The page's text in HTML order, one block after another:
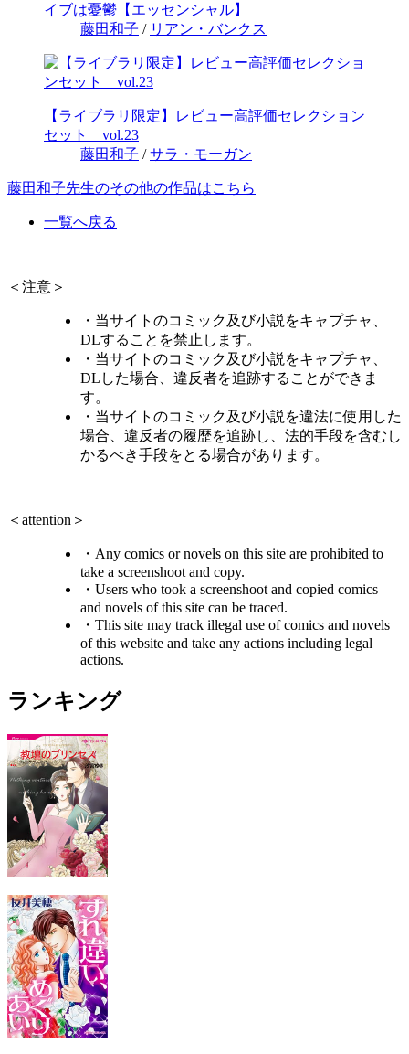
イブは憂鬱【エッセンシャル】
藤田和子 / リアン・バンクス
【ライブラリ限定】レビュー高評価セレクション
セット vol.23
藤田和子 /サラ・モーガン
藤田和子先生のその他の作品はこちら
一覧へ戻る
＜注意＞
・当サイトのコミック及び小説をキャプチャ、
DLすることを禁止します。
・当サイトのコミック及び小説をキャプチャ、
DLした場合、違反者を追跡することができま
す。
・当サイトのコミック及び小説を違法に使用した
場合、違反者の履歴を追跡し、法的手段を含むし
かるべき手段をとる場合があります。
＜attention＞
・Any comics or novels on this site are prohibited to
take a screenshoot and copy.
・Users who took a screenshoot and copied comics
and novels of this site can be traced.
・This site may track illegal use of comics and novels
of this website and take any actions including legal
actions.
ランキング